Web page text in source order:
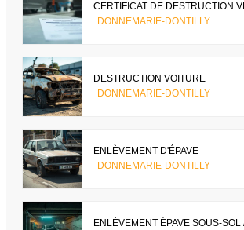
CERTIFICAT DE DESTRUCTION
DONNEMARIE-DONTILLY
DESTRUCTION VOITURE
DONNEMARIE-DONTILLY
ENLÈVEMENT D'ÉPAVE
DONNEMARIE-DONTILLY
ENLÈVEMENT ÉPAVE SOUS-SOL